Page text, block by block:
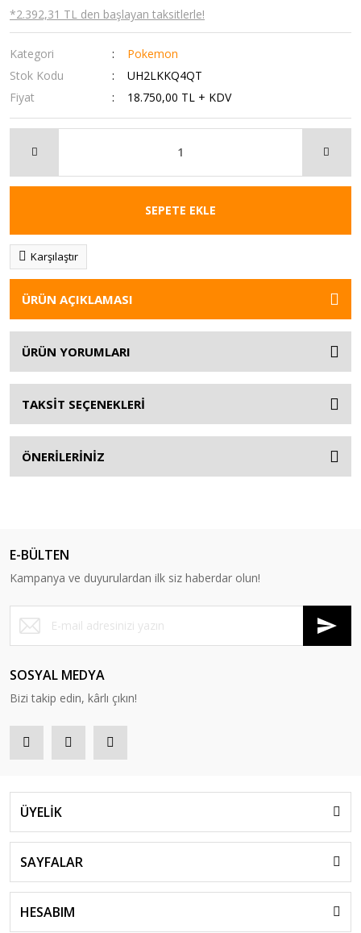
*2.392,31 TL den başlayan taksitlerle!
Kategori
Pokemon
Stok Kodu
UH2LKKQ4QT
Fiyat
18.750,00 TL + KDV
SEPETE EKLE
Karşılaştır
ÜRÜN AÇIKLAMASI
ÜRÜN YORUMLARI
TAKSİT SEÇENEKLERİ
ÖNERİLERİNİZ
E-BÜLTEN
Kampanya ve duyurulardan ilk siz haberdar olun!
SOSYAL MEDYA
Bizi takip edin, kârlı çıkın!
ÜYELİK
SAYFALAR
HESABIM